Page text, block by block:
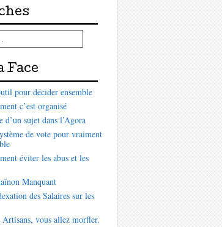
Face
pour décider ensemble
c’est organisé
d’un sujet dans l’Agora
de vote pour vraiment
éviter les abus et les
Manquant
des Salaires sur les
Artisans, vous allez morfler.